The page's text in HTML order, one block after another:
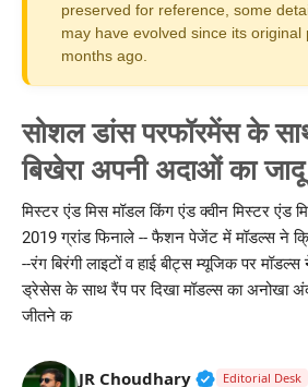
मनोरंजन
लाइफस्टाइल
खेल
बिज़नेस
टेक्नोलॉजी
preserved for reference, some
may have evolved since its original
months ago.
सोशल डांस परफॉरमेंस के
बिखेरा अपनी अदाओं का जादू
मिस्टर एंड मिस मॉडल किंग एंड क्वीन मिस्टर एंड
2019 ग्रांड फिनाले -- फैशन पेजेंट में मॉडल्स ने
--रंग बिरंगी लाइटों व हाई बीट्स म्यूजिक पर
ड्रेसेस के साथ रैंप पर दिखा मॉडल्स का अनोखा
जीतने क
JR Choudhary Verified
Editorial Desk